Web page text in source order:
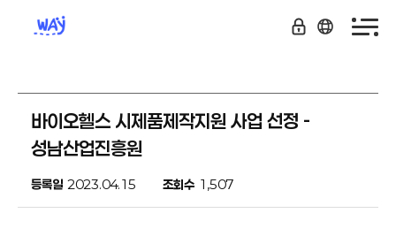
바이오헬스 시제품제작지원 사업 선정 -
성남산업진흥원
등록일 2023.04.15 조회수 1,507